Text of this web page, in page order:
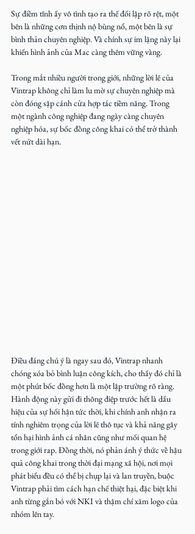
Sự điềm tĩnh ấy vô tình tạo ra thế đối lập rõ rệt, một
bên là những cơn thịnh nộ bùng nổ, một bên là sự
bình thản chuyên nghiệp. Và chính sự im lặng này lại
khiến hình ảnh của Mac càng thêm vững vàng.
Trong mắt nhiều người trong giới, những lời lẽ của
Vintrap không chỉ làm lu mờ sự chuyên nghiệp mà
còn đóng sập cánh cửa hợp tác tiềm năng. Trong
một ngành công nghiệp đang ngày càng chuyên
nghiệp hóa, sự bốc đồng công khai có thể trở thành
vết nứt dài hạn.
Điều đáng chú ý là ngay sau đó, Vintrap nhanh
chóng xóa bỏ bình luận công kích, cho thấy đó chỉ là
một phút bốc đồng hơn là một lập trường rõ ràng.
Hành động này gửi đi thông điệp trước hết là dấu
hiệu của sự hối hận tức thời, khi chính anh nhận ra
tính nghiêm trọng của lời lẽ thô tục và khả năng gây
tổn hại hình ảnh cá nhân cũng như mối quan hệ
trong giới rap. Đồng thời, nó phản ánh ý thức về hậu
quả công khai trong thời đại mạng xã hội, nơi mọi
phát biểu đều có thể bị chụp lại và lan truyền, buộc
Vintrap phải tìm cách hạn chế thiệt hại, đặc biệt khi
anh từng gắn bó với NKI và thậm chí xăm logo của
nhóm lên tay.